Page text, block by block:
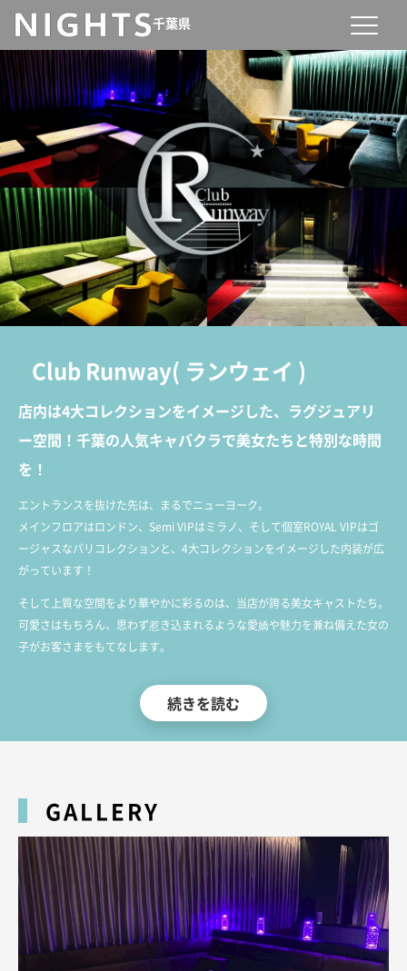
千葉県
Club Runway( ランウェイ )
店内は4大コレクションをイメージした、ラグジュアリ
ー空間！千葉の人気キャバクラで美女たちと特別な時間
を！
エントランスを抜けた先は、まるでニューヨーク。
メインフロアはロンドン、Semi VIPはミラノ、そして個室ROYAL VIPはゴ
ージャスなパリコレクションと、4大コレクションをイメージした内装が広
がっています！
そして上質な空間をより華やかに彩るのは、当店が誇る美女キャストたち。
可愛さはもちろん、思わず惹き込まれるような愛嬌や魅力を兼ね備えた女の
子がお客さまをもてなします。
高級感あふれる内装とワンランク上の接客で、大切なお客様をお迎えいたし
ます。
続きを読む
GALLERY